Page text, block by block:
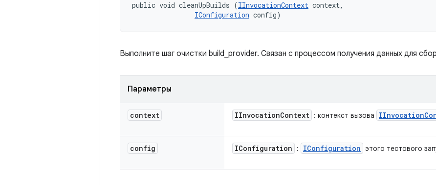
public void cleanUpBuilds (IInvocationContext context,
IConfiguration config)
Выполните шаг очистки build_provider. Связан с процессом получения данных для
Параметры
context IInvocationContext : контекст вызова IInvocation
config IConfiguration : IConfiguration этого тестового